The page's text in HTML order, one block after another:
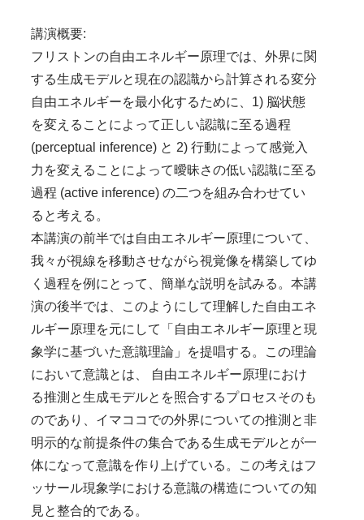
講演概要:
フリストンの自由エネルギー原理では、外界に関
する生成モデルと現在の認識から計算される変分
自由エネルギーを最小化するために、1) 脳状態
を変えることによって正しい認識に至る過程
(perceptual inference) と 2) 行動によって感覚入
力を変えることによって曖昧さの低い認識に至る
過程 (active inference) の二つを組み合わせてい
ると考える。
本講演の前半では自由エネルギー原理について、
我々が視線を移動させながら視覚像を構築してゆ
く過程を例にとって、簡単な説明を試みる。本講
演の後半では、このようにして理解した自由エネ
ルギー原理を元にして「自由エネルギー原理と現
象学に基づいた意識理論」を提唱する。この理論
において意識とは、 自由エネルギー原理におけ
る推測と生成モデルとを照合するプロセスそのも
のであり、イマココでの外界についての推測と非
明示的な前提条件の集合である生成モデルとが一
体になって意識を作り上げている。この考えはフ
ッサール現象学における意識の構造についての知
見と整合的である。